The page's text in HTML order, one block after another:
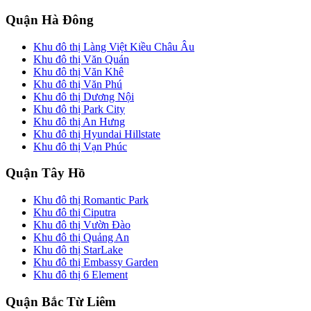
Quận Hà Đông
Khu đô thị Làng Việt Kiều Châu Âu
Khu đô thị Văn Quán
Khu đô thị Văn Khê
Khu đô thị Văn Phú
Khu đô thị Dương Nội
Khu đô thị Park City
Khu đô thị An Hưng
Khu đô thị Hyundai Hillstate
Khu đô thị Vạn Phúc
Quận Tây Hồ
Khu đô thị Romantic Park
Khu đô thị Ciputra
Khu đô thị Vườn Đào
Khu đô thị Quảng An
Khu đô thị StarLake
Khu đô thị Embassy Garden
Khu đô thị 6 Element
Quận Bắc Từ Liêm